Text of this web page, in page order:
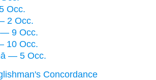
Occ.
2 Occ.
— 9 Occ.
10 Occ.
— 5 Occ.
Concordance